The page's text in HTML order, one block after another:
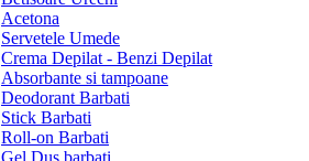
Acetona
Servetele Umede
Crema Depilat - Benzi Depilat
Absorbante si tampoane
Deodorant Barbati
Stick Barbati
Roll-on Barbati